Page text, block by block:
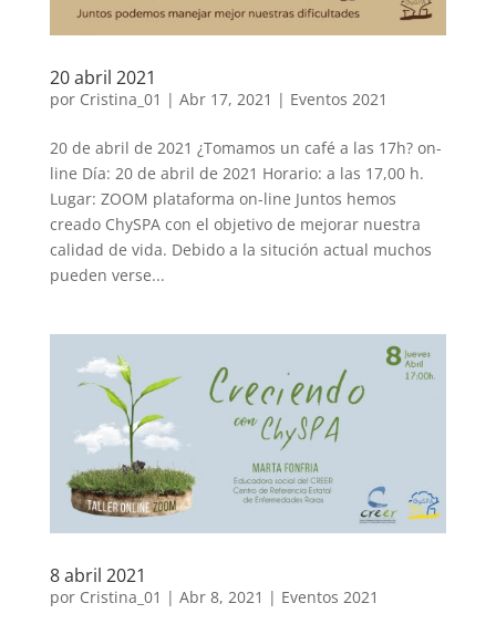
20 abril 2021
por Cristina_01 | Abr 17, 2021 | Eventos 2021
20 de abril de 2021 ¿Tomamos un café a las 17h? on-
line Día: 20 de abril de 2021 Horario: a las 17,00 h.
Lugar: ZOOM plataforma on-line Juntos hemos
creado ChySPA con el objetivo de mejorar nuestra
calidad de vida. Debido a la situción actual muchos
pueden verse...
8 abril 2021
por Cristina_01 | Abr 8, 2021 | Eventos 2021